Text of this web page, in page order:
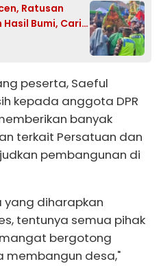
Ratusan
Bumi, Cari
peserta, Saeful
kepada anggota DPR
banyak
terkait Persatuan dan
pembangunan di
yang diharapkan
tentunya semua pihak
bergotong
desa,"